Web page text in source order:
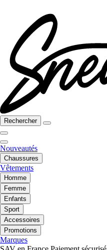
Rechercher
Nouveautés
Chaussures
Vêtements
Homme
Femme
Enfants
Sport
Accessoires
Promotions
Marques